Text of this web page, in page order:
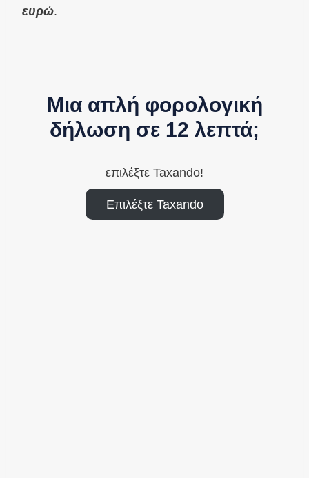
ευρώ.
Μια απλή φορολογική
δήλωση σε 12 λεπτά;
επιλέξτε Taxando!
Επιλέξτε Taxando